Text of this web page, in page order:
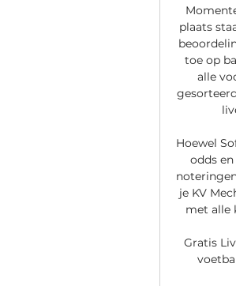
plaats
toe op
alle
Hoewel
odds
je KV
met alle
Gratis